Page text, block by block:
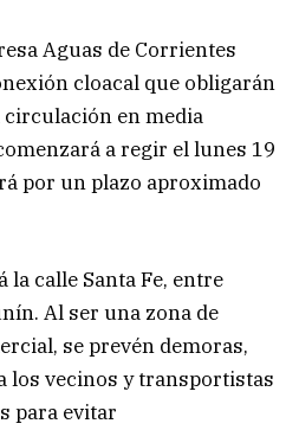
Aguas de Corrientes
cloacal que obligarán
en media
a regir el lunes 19
por un plazo aproximado
la calle Santa Fe, entre
Al ser una zona de
se prevén demoras,
los vecinos y transportistas
para evitar